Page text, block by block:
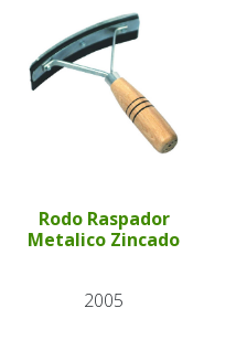
Rodo Raspador
Metalico Zincado
2005